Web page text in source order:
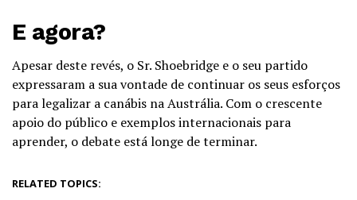
E agora?
Apesar deste revés, o Sr. Shoebridge e o seu partido
expressaram a sua vontade de continuar os seus esforços
para legalizar a canábis na Austrália. Com o crescente
apoio do público e exemplos internacionais para
aprender, o debate está longe de terminar.
RELATED TOPICS: